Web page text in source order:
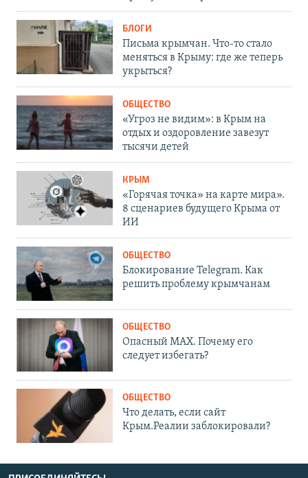
БЛОГИ
Письма крымчан. Что-то стало
меняться в Крыму: где же теперь
укрыться?
ОБЩЕСТВО
«Угроз не видим»: в Крым на
отдых и оздоровление завезут
тысячи детей
КРЫМ
«Горячая точка» на карте мира».
8 сценариев будущего Крыма от
ИИ
ОБЩЕСТВО
Блокирование Telegram. Как
решить проблему крымчанам
ОБЩЕСТВО
Опасный MAX. Почему его
следует избегать?
ОБЩЕСТВО
Что делать, если сайт
Крым.Реалии заблокировали?